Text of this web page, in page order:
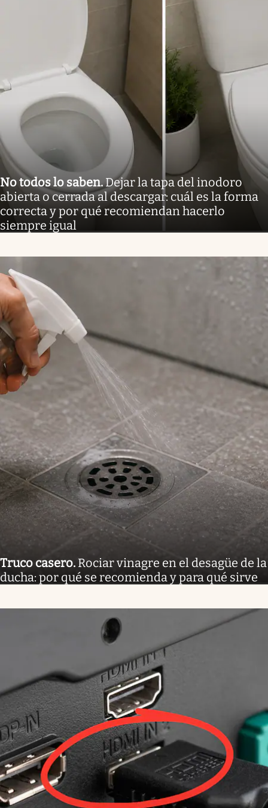
No todos lo saben.Dejar la tapa del inodoro
abierta o cerrada al descargar: cuál es la forma
correcta y por qué recomiendan hacerlo
siempre igual
Truco casero. Rociar vinagre en el desagüe de la
ducha: por qué se recomienda y para qué sirve